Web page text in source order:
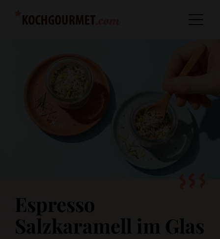
Espresso
Salzkaramell im Glas